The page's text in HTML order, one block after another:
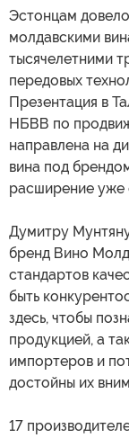
Эстонцам
молдавскими
тысячелетними
передовых
Презентация в
НБВВ по
направлена на
вина под
расширение уже
Думитру
бренд Вино
стандартов
быть
здесь, чтобы
продукцией, а
импортеров и
достойны их
17